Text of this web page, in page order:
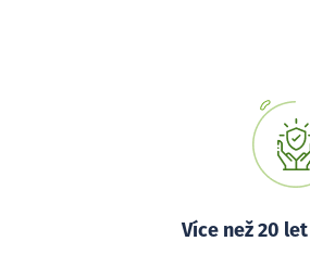
Více než 20